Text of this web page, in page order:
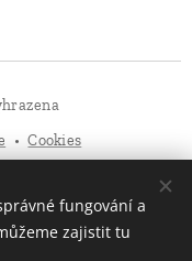
Cookies
Deutsch Polski
fungování a
zajistit tu